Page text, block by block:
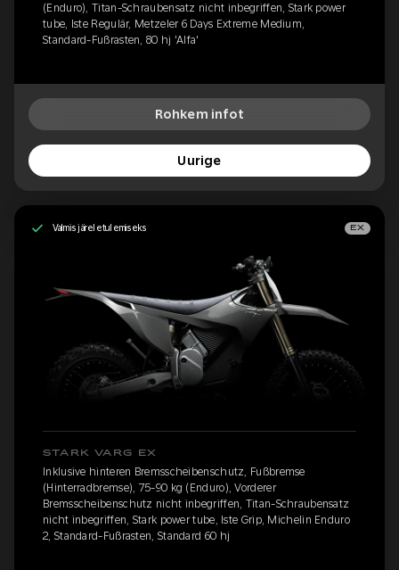
(Enduro), Titan-Schraubensatz nicht inbegriffen, Stark power
tube, Iste Regulär, Metzeler 6 Days Extreme Medium,
Standard-Fußrasten, 80 hj 'Alfa'
Rohkem infot
Uurige
Valmis järeletulemiseks EX
STARK VARG EX
Inklusive hinteren Bremsscheibenschutz, Fußbremse
(Hinterradbremse), 75-90 kg (Enduro), Vorderer
Bremsscheibenschutz nicht inbegriffen, Titan-Schraubensatz
nicht inbegriffen, Stark power tube, Iste Grip, Michelin Enduro
2, Standard-Fußrasten, Standard 60 hj